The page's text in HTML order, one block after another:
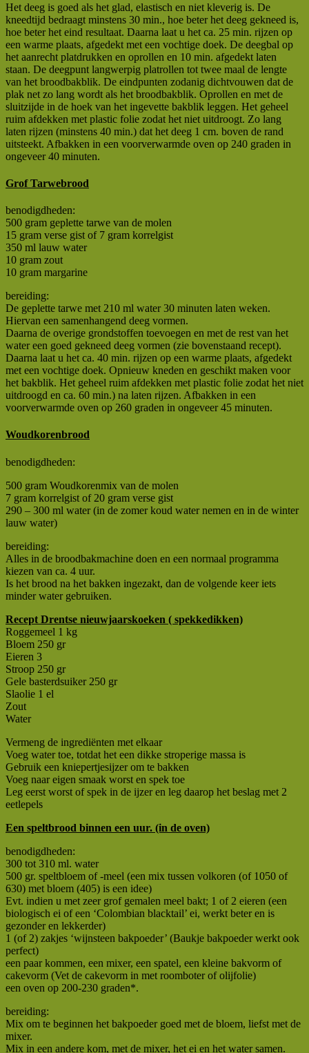
Het deeg is goed als het glad, elastisch en niet kleverig is. De
kneedtijd bedraagt minstens 30 min., hoe beter het deeg gekneed is,
hoe beter het eind resultaat. Daarna laat u het ca. 25 min. rijzen op
een warme plaats, afgedekt met een vochtige doek. De deegbal op
het aanrecht platdrukken en oprollen en 10 min. afgedekt laten
staan. De deegpunt langwerpig platrollen tot twee maal de lengte
van het broodbakblik. De eindpunten zodanig dichtvouwen dat de
plak net zo lang wordt als het broodbakblik. Oprollen en met de
sluitzijde in de hoek van het ingevette bakblik leggen. Het geheel
ruim afdekken met plastic folie zodat het niet uitdroogt. Zo lang
laten rijzen (minstens 40 min.) dat het deeg 1 cm. boven de rand
uitsteekt. Afbakken in een voorverwarmde oven op 240 graden in
ongeveer 40 minuten.
Grof Tarwebrood
benodigdheden:
500 gram geplette tarwe van de molen
15 gram verse gist of 7 gram korrelgist
350 ml lauw water
10 gram zout
10 gram margarine
bereiding:
De geplette tarwe met 210 ml water 30 minuten laten weken.
Hiervan een samenhangend deeg vormen.
Daarna de overige grondstoffen toevoegen en met de rest van het
water een goed gekneed deeg vormen (zie bovenstaand recept).
Daarna laat u het ca. 40 min. rijzen op een warme plaats, afgedekt
met een vochtige doek. Opnieuw kneden en geschikt maken voor
het bakblik. Het geheel ruim afdekken met plastic folie zodat het niet
uitdroogd en ca. 60 min.) na laten rijzen. Afbakken in een
voorverwarmde oven op 260 graden in ongeveer 45 minuten.
Woudkorenbrood
benodigdheden:
500 gram Woudkorenmix van de molen
7 gram korrelgist of 20 gram verse gist
290 – 300 ml water (in de zomer koud water nemen en in de winter
lauw water)
bereiding:
Alles in de broodbakmachine doen en een normaal programma
kiezen van ca. 4 uur.
Is het brood na het bakken ingezakt, dan de volgende keer iets
minder water gebruiken.
Recept Drentse nieuwjaarskoeken ( spekkedikken)
Roggemeel 1 kg
Bloem 250 gr
Eieren 3
Stroop 250 gr
Gele basterdsuiker 250 gr
Slaolie 1 el
Zout
Water
Vermeng de ingrediënten met elkaar
Voeg water toe, totdat het een dikke stroperige massa is
Gebruik een kniepertjesijzer om te bakken
Voeg naar eigen smaak worst en spek toe
Leg eerst worst of spek in de ijzer en leg daarop het beslag met 2
eetlepels
Een speltbrood binnen een uur. (in de oven)
benodigdheden:
300 tot 310 ml. water
500 gr. speltbloem of -meel (een mix tussen volkoren (of 1050 of
630) met bloem (405) is een idee)
Evt. indien u met zeer grof gemalen meel bakt; 1 of 2 eieren (een
biologisch ei of een ‘Colombian blacktail’ ei, werkt beter en is
gezonder en lekkerder)
1 (of 2) zakjes ‘wijnsteen bakpoeder’ (Baukje bakpoeder werkt ook
perfect)
een paar kommen, een mixer, een spatel, een kleine bakvorm of
cakevorm (Vet de cakevorm in met roomboter of olijfolie)
een oven op 200-230 graden*.
bereiding:
Mix om te beginnen het bakpoeder goed met de bloem, liefst met de
mixer.
Mix in een andere kom, met de mixer, het ei en het water samen.